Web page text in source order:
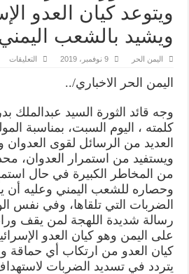
ويتوعد كيان العدو
ويشيد بالشعب
اليمن الحر 9 نوفمبر، 2019 التعليقات
اليمن الحر الاخباري/..
وجه قائد الثورة السيد عبدالملك
كلمته ، اليوم السبت، بمناسبة
العديد من الرسائل لقوى
ويستفيد من استمرار العدوان،
من المخاطر الكبيرة في حال
وحصاره للشعب اليمني وعليه أن
الضربات التي تلقاها، وفي نفس
رسالة شديدة اللهجة لمن يقف
على اليمن وهو كيان العدو
كيان العدو من ارتكاب أي حماقة
يتردد في تسديد الضربات